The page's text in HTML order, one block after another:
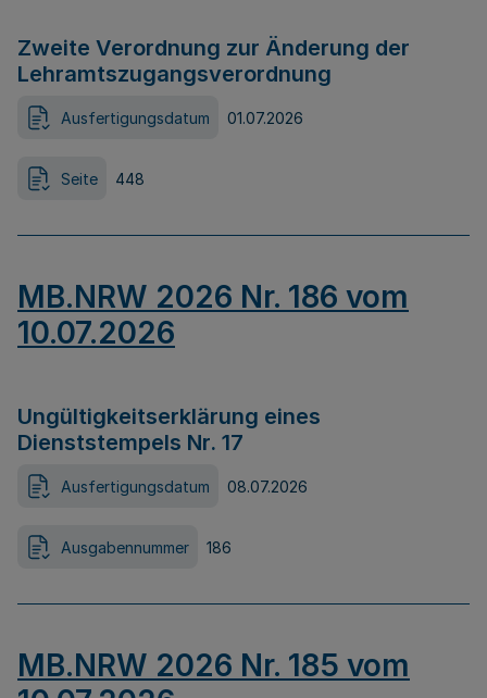
Zweite Verordnung zur Änderung der
Lehramtszugangsverordnung
Ausfertigungsdatum 01.07.2026
Seite 448
MB.NRW 2026 Nr. 186 vom
10.07.2026
Ungültigkeitserklärung eines
Dienststempels Nr. 17
Ausfertigungsdatum 08.07.2026
Ausgabennummer 186
MB.NRW 2026 Nr. 185 vom